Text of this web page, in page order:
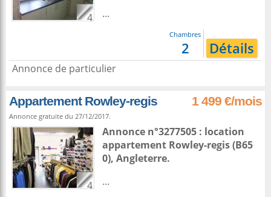
4
...
Chambres
2 Détails
Annonce de particulier
Appartement Rowley-regis 1 499 €/mois
Annonce gratuite du 27/12/2017.
4
Annonce n°3277505 : location
appartement Rowley-regis(B65
0), Angleterre.
...